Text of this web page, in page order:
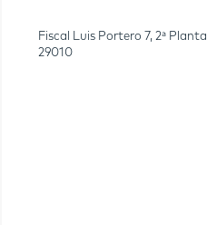
Fiscal Luis Portero 7, 2ª Planta
29010